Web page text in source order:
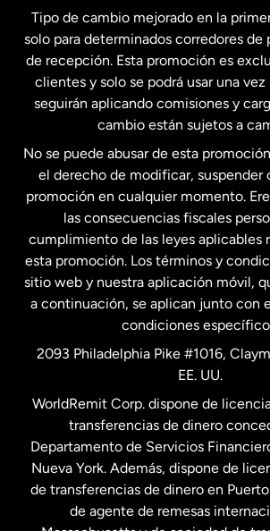
Estados Unidos English
Estados Unidos
Francia
Malasia
Nueva Zelanda
Países Bajos
Suecia
Tipo de cambio mejorado en la
solo para determinados corredores de
de recepción. Esta promoción es
clientes y solo se podrá usar una vez
seguirán aplicando comisiones y
cambio están sujetos a
No se puede abusar de esta
el derecho de modificar, suspender
promoción en cualquier momento.
las consecuencias fiscales
cumplimiento de las leyes aplicables
esta promoción. Los términos y
sitio web y nuestra aplicación móvil,
a continuación, se aplican junto con
condiciones
2093 Philadelphia Pike #1016,
EE. UU.
WorldRemit Corp. dispone de
transferencias de dinero
Departamento de Servicios
Nueva York. Además, dispone de
de transferencias de dinero en
de agente de remesas